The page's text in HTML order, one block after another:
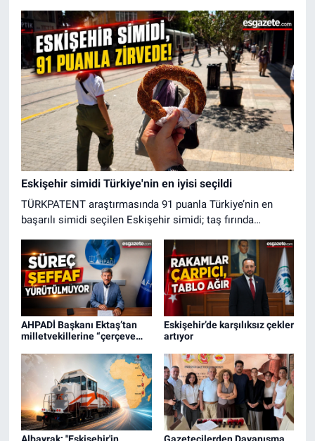
Eskişehir simidi Türkiye'nin en iyisi seçildi
TÜRKPATENT araştırmasında 91 puanla Türkiye’nin en
başarılı simidi seçilen Eskişehir simidi; taş fırında
Tescilli lezzet, kentteki turistlerin vazgeçilmezi olurken
İzmir ve İstanbul başta olmak üzere birçok şehre özel
paketlerle gönderiliyor.
AHPADİ Başkanı Ektaş’tan
milletvekillerine “çerçeve
Eskişehir’de karşılıksız çekler
artıyor